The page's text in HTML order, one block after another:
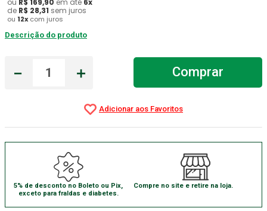
ou R$ 169,90 em até 6x
de R$ 28,31 sem juros
ou 12x com juros
Descrição do produto
＋
－ Comprar
5% de desconto no Boleto ou Pix,
exceto para fraldas e diabetes.
Compre no site e retire na loja.
7º Absorvente Geriatrico
8º Gaze Esteril
Cadeira Banho